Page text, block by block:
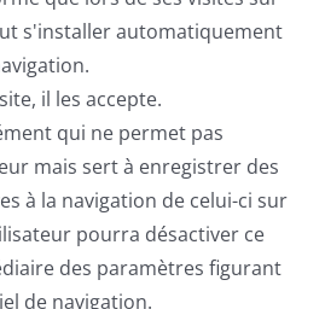
s'installer automatiquement
il les accepte.
qui ne permet pas
mais sert à enregistrer des
à la navigation de celui-ci sur
pourra désactiver ce
des paramètres figurant
de navigation.